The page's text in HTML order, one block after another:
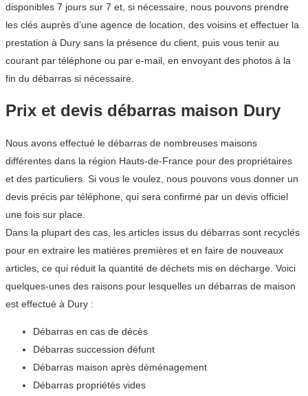
disponibles 7 jours sur 7 et, si nécessaire, nous pouvons prendre
les clés auprès d’une agence de location, des voisins et effectuer la
prestation à Dury sans la présence du client, puis vous tenir au
courant par téléphone ou par e-mail, en envoyant des photos à la
fin du débarras si nécessaire.
Prix et devis débarras maison Dury
Nous avons effectué le débarras de nombreuses maisons
différentes dans la région Hauts-de-France pour des propriétaires
et des particuliers. Si vous le voulez, nous pouvons vous donner un
devis précis par téléphone, qui sera confirmé par un devis officiel
une fois sur place.
Dans la plupart des cas, les articles issus du débarras sont recyclés
pour en extraire les matières premières et en faire de nouveaux
articles, ce qui réduit la quantité de déchets mis en décharge. Voici
quelques-unes des raisons pour lesquelles un débarras de maison
est effectué à Dury :
Débarras en cas de décès
Débarras succession défunt
Débarras maison après déménagement
Débarras propriétés vides